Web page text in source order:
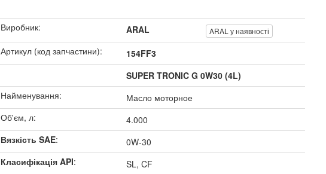
Виробник: ARAL ARAL у наявності
Артикул (код запчастини):
154FF3
SUPER TRONIC G 0W30 (4L)
Найменування:
Масло моторное
Об'єм, л:
4.000
Вязкість SAE:
0W-30
Класифікація API:
SL, CF